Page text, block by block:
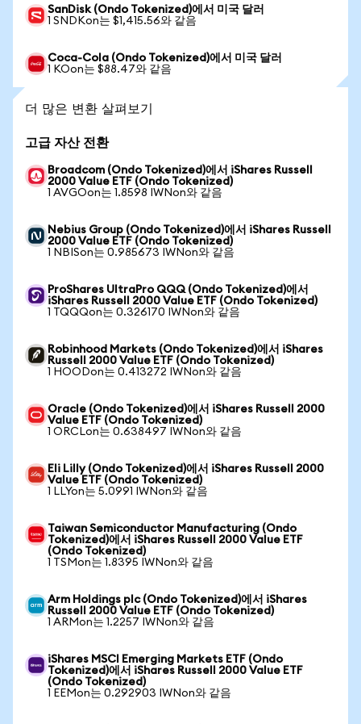
SanDisk (Ondo Tokenized)에서 미국 달러
1 SNDKon는 $1,415.56와 같음
Coca-Cola (Ondo Tokenized)에서 미국 달러
1 KOon는 $88.47와 같음
더 많은 변환 살펴보기
고급 자산 전환
Broadcom (Ondo Tokenized)에서 iShares Russell
2000 Value ETF (Ondo Tokenized)
1 AVGOon는 1.8598 IWNon와 같음
Nebius Group (Ondo Tokenized)에서 iShares Russell
2000 Value ETF (Ondo Tokenized)
1 NBISon는 0.985673 IWNon와 같음
ProShares UltraPro QQQ (Ondo Tokenized)에서
iShares Russell 2000 Value ETF (Ondo Tokenized)
1 TQQQon는 0.326170 IWNon와 같음
Robinhood Markets (Ondo Tokenized)에서 iShares
Russell 2000 Value ETF (Ondo Tokenized)
1 HOODon는 0.413272 IWNon와 같음
Oracle (Ondo Tokenized)에서 iShares Russell 2000
Value ETF (Ondo Tokenized)
1 ORCLon는 0.638497 IWNon와 같음
Eli Lilly (Ondo Tokenized)에서 iShares Russell 2000
Value ETF (Ondo Tokenized)
1 LLYon는 5.0991 IWNon와 같음
Taiwan Semiconductor Manufacturing (Ondo
Tokenized)에서 iShares Russell 2000 Value ETF
(Ondo Tokenized)
1 TSMon는 1.8395 IWNon와 같음
Arm Holdings plc (Ondo Tokenized)에서 iShares
Russell 2000 Value ETF (Ondo Tokenized)
1 ARMon는 1.2257 IWNon와 같음
iShares MSCI Emerging Markets ETF (Ondo
Tokenized)에서 iShares Russell 2000 Value ETF
(Ondo Tokenized)
1 EEMon는 0.292903 IWNon와 같음